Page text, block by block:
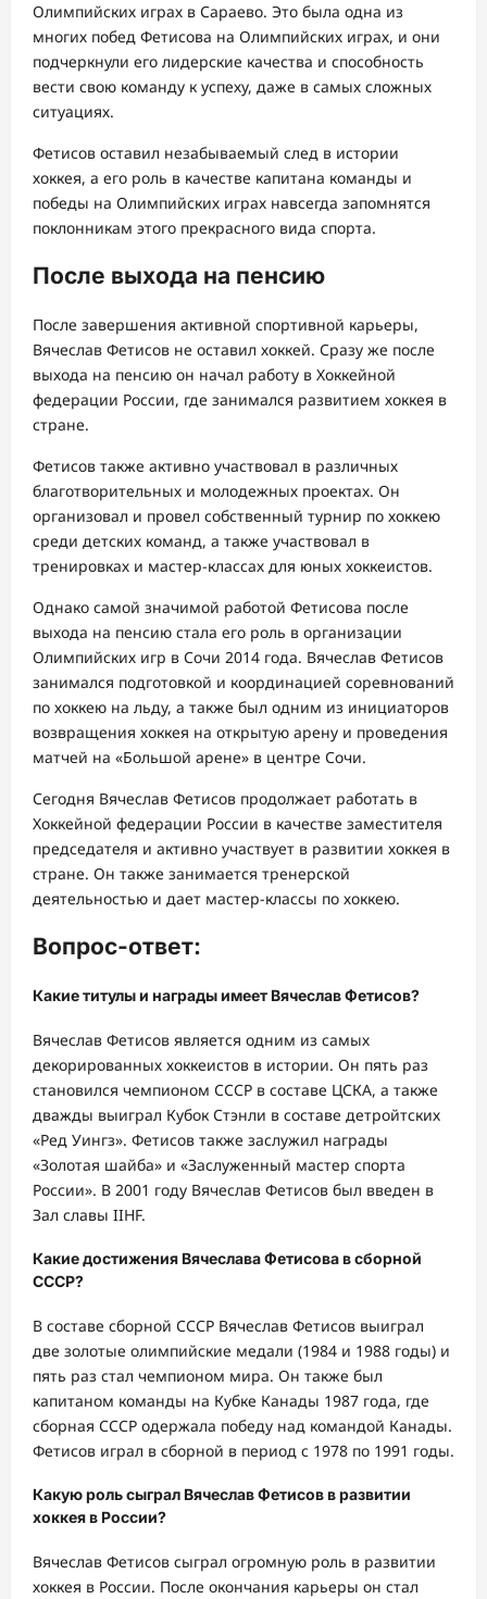
Олимпийских играх в Сараево. Это была одна из
многих побед Фетисова на Олимпийских играх, и они
подчеркнули его лидерские качества и способность
вести свою команду к успеху, даже в самых сложных
ситуациях.
Фетисов оставил незабываемый след в истории
хоккея, а его роль в качестве капитана команды и
победы на Олимпийских играх навсегда запомнятся
поклонникам этого прекрасного вида спорта.
После выхода на пенсию
После завершения активной спортивной карьеры,
Вячеслав Фетисов не оставил хоккей. Сразу же после
выхода на пенсию он начал работу в Хоккейной
федерации России, где занимался развитием хоккея в
стране.
Фетисов также активно участвовал в различных
благотворительных и молодежных проектах. Он
организовал и провел собственный турнир по хоккею
среди детских команд, а также участвовал в
тренировках и мастер-классах для юных хоккеистов.
Однако самой значимой работой Фетисова после
выхода на пенсию стала его роль в организации
Олимпийских игр в Сочи 2014 года. Вячеслав Фетисов
занимался подготовкой и координацией соревнований
по хоккею на льду, а также был одним из инициаторов
возвращения хоккея на открытую арену и проведения
матчей на «Большой арене» в центре Сочи.
Сегодня Вячеслав Фетисов продолжает работать в
Хоккейной федерации России в качестве заместителя
председателя и активно участвует в развитии хоккея в
стране. Он также занимается тренерской
деятельностью и дает мастер-классы по хоккею.
Вопрос-ответ:
Какие титулы и награды имеет Вячеслав Фетисов?
Вячеслав Фетисов является одним из самых
декорированных хоккеистов в истории. Он пять раз
становился чемпионом СССР в составе ЦСКА, а также
дважды выиграл Кубок Стэнли в составе детройтских
«Ред Уингз». Фетисов также заслужил награды
«Золотая шайба» и «Заслуженный мастер спорта
России». В 2001 году Вячеслав Фетисов был введен в
Зал славы IIHF.
Какие достижения Вячеслава Фетисова в сборной
СССР?
В составе сборной СССР Вячеслав Фетисов выиграл
две золотые олимпийские медали (1984 и 1988 годы) и
пять раз стал чемпионом мира. Он также был
капитаном команды на Кубке Канады 1987 года, где
сборная СССР одержала победу над командой Канады.
Фетисов играл в сборной в период с 1978 по 1991 годы.
Какую роль сыграл Вячеслав Фетисов в развитии
хоккея в России?
Вячеслав Фетисов сыграл огромную роль в развитии
хоккея в России. После окончания карьеры он стал